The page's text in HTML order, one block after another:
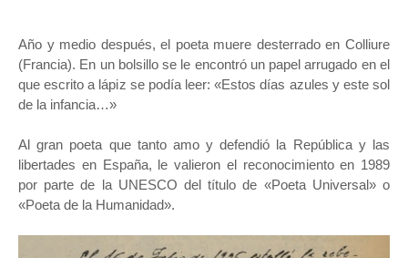
Año y medio después, el poeta muere desterrado en Colliure
(Francia). En un bolsillo se le encontró un papel arrugado en el
que escrito a lápiz se podía leer: «Estos días azules y este sol
de la infancia…»
Al gran poeta que tanto amo y defendió la República y las
libertades en España, le valieron el reconocimiento en 1989
por parte de la UNESCO del título de «Poeta Universal» o
«Poeta de la Humanidad».